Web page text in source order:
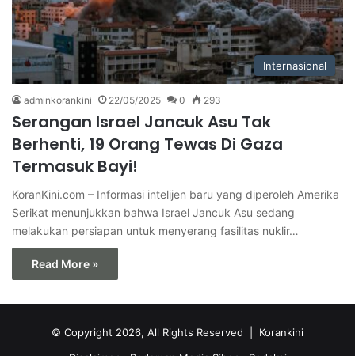
Internasional
adminkorankini 22/05/2025 0 293
Serangan Israel Jancuk Asu Tak
Berhenti, 19 Orang Tewas Di Gaza
Termasuk Bayi!
KoranKini.com – Informasi intelijen baru yang diperoleh Amerika
Serikat menunjukkan bahwa Israel Jancuk Asu sedang
melakukan persiapan untuk menyerang fasilitas nuklir…
Read More »
© Copyright 2026, All Rights Reserved | Korankini